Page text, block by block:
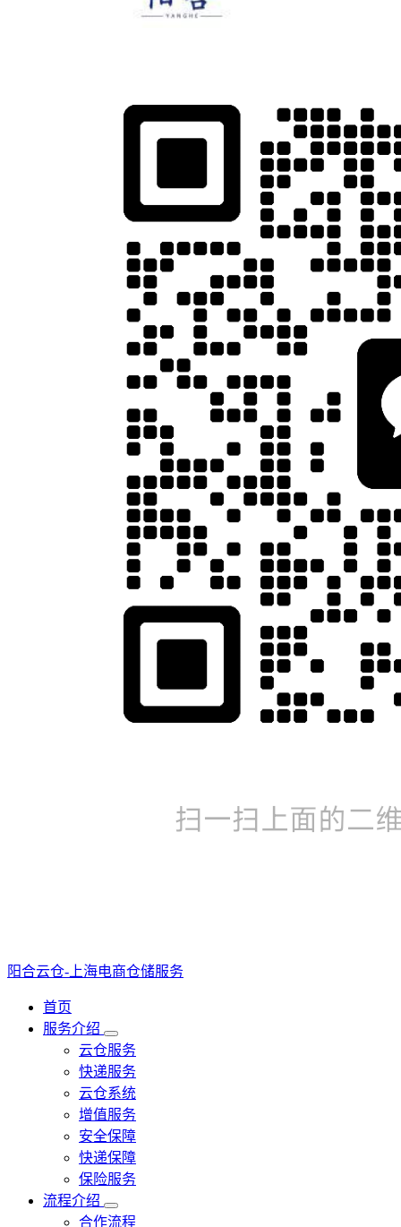
阳合云仓-上海电商仓储服务
首页
服务介绍
云仓服务
快递服务
云仓系统
增值服务
安全保障
快递保障
保险服务
流程介绍
合作流程